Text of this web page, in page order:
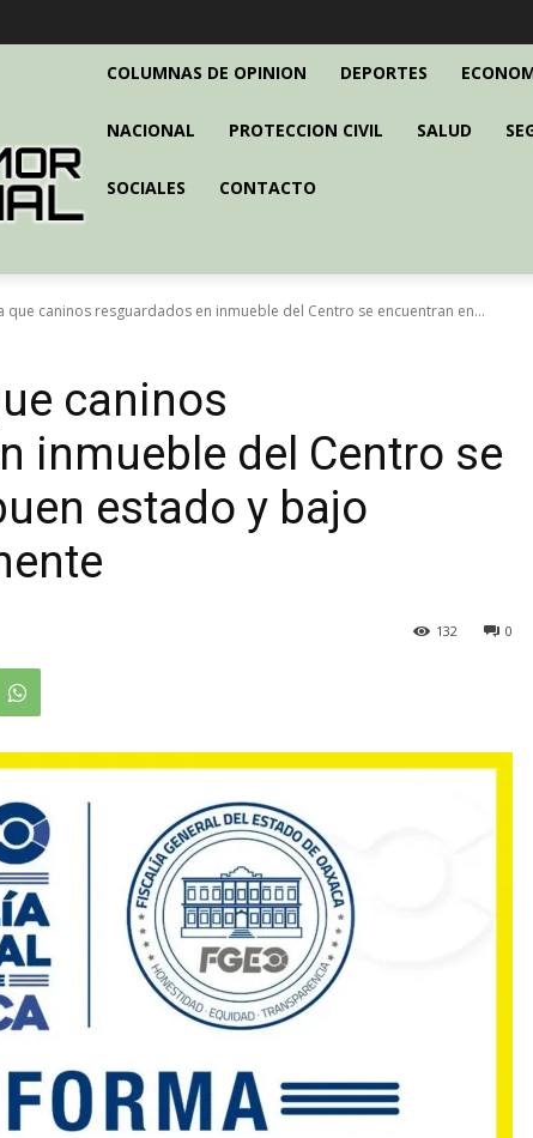
COLUMNAS DE OPINION DEPORTES
NACIONAL PROTECCION CIVIL SALUD
SOCIALES CONTACTO
que caninos resguardados en inmueble del Centro se encuentran en...
caninos
inmueble del Centro se
estado y bajo
0
132